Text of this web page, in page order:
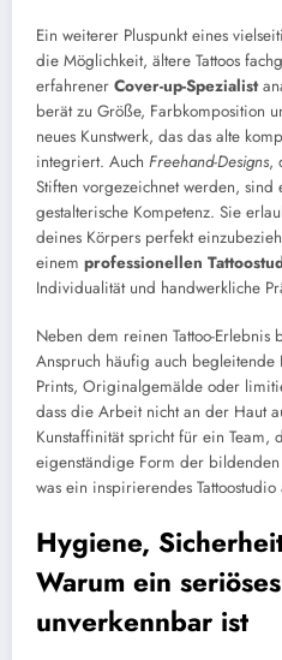
Ein weiterer Pluspunkt eines
die Möglichkeit, ältere Tattoos
erfahrener Cover-up-Spezialist
berät zu Größe, Farbkomposition
neues Kunstwerk, das das alte
integriert. Auch Freehand-Designs,
Stiften vorgezeichnet werden, sind
gestalterische Kompetenz. Sie
deines Körpers perfekt
einem professionellen
Individualität und handwerkliche
Neben dem reinen Tattoo-Erlebnis
Anspruch häufig auch begleitende
Prints, Originalgemälde oder
dass die Arbeit nicht an der Haut
Kunstaffinität spricht für ein Team,
eigenständige Form der
was ein inspirierendes Tattoostudio
Hygiene,
Warum ein
unverkennbar ist